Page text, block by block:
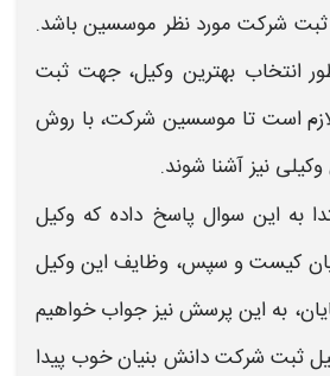
ثبت شرکت مورد نظر موسسین باشد.
انتخاب بهترین وکیل، جهت ثبت
است تا موسسین شرکت، با روش
نیز آشنا شوند.
به این سوال پاسخ داده که وکیل
کیست و سپس، وظایف این وکیل
به این پرسش نیز جواب خواهیم
ثبت شرکت دانش بنیانخوب پیدا